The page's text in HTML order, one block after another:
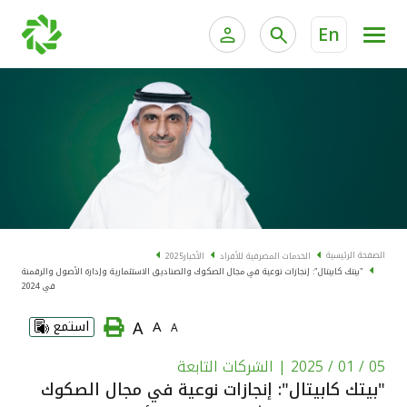
En
الخدمات المصرفية الإلكترونية للأفراد
الخدمات المصرفية الإلكترونية للشركات
خدمة "بيتك" للتداول الإلكتروني
الخدمات المالية الخاصة
الحسابات المصرفية
البطاقات
"برامج العملاء"
الاستثمار
الصفحة الرئيسية الخدمات المصرفية للأفراد الأخبار2025
"بيتك كابيتال": إنجازات نوعية في مجال الصكوك والصناديق الاستثمارية وإدارة الأصول والرقمنة
في 2024
A
A
A استمع
05 / 01 / 2025 | الشركات التابعة
"بيتك كابيتال": إنجازات نوعية في مجال الصكوك